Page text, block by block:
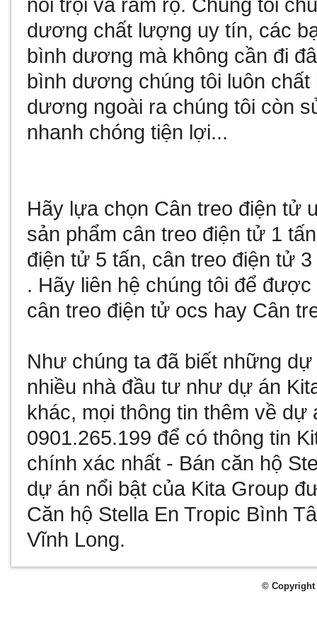
nổi trội và rầm rộ. Chúng tôi
dương chất lượng uy tín, các
bình dương mà không cần đi
bình dương chúng tôi luôn
dương ngoài ra chúng tôi còn
nhanh chóng tiện lợi...
Hãy lựa chọn Cân treo điện tử
sản phẩm cân treo điện tử 1 tấn
điện tử 5 tấn, cân treo điện tử 3
. Hãy liên hệ chúng tôi để
cân treo điện tử ocs hay Cân
Như chúng ta đã biết những dự
nhiều nhà đầu tư như dự án
khác, mọi thông tin thêm về dự
0901.265.199 để có thông tin
chính xác nhất - Bán căn hộ
dự án nổi bật của Kita Group
Căn hộ Stella En Tropic Bình
Vĩnh Long.
© Copyright